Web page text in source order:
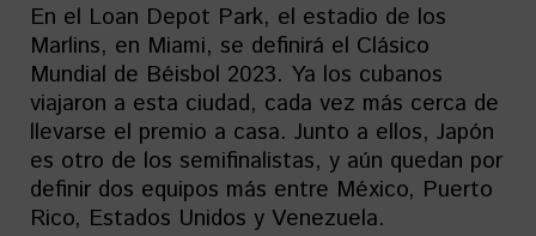
En el Loan Depot Park, el estadio de los
Marlins, en Miami, se definirá el Clásico
Mundial de Béisbol 2023. Ya los cubanos
viajaron a esta ciudad, cada vez más cerca de
llevarse el premio a casa. Junto a ellos, Japón
es otro de los semifinalistas, y aún quedan por
definir dos equipos más entre México, Puerto
Rico, Estados Unidos y Venezuela.